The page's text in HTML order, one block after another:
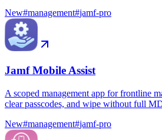
New#management#jamf-pro
Jamf Mobile Assist
A scoped management app for frontline
clear passcodes, and wipe without full
New#management#jamf-pro